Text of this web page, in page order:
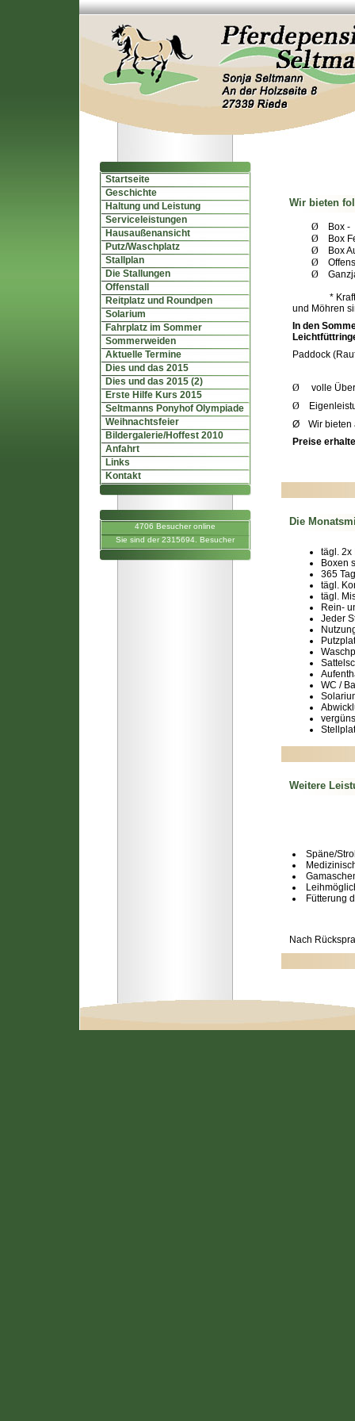
Startseite
Geschichte
Haltung und Leistung
Serviceleistungen
Hausaußenansicht
Putz/Waschplatz
Stallplan
Die Stallungen
Offenstall
Reitplatz und Roundpen
Solarium
Fahrplatz im Sommer
Sommerweiden
Aktuelle Termine
Dies und das 2015
Dies und das 2015 (2)
Erste Hilfe Kurs 2015
Seltmanns Ponyhof Olympiade
Weihnachtsfeier
Bildergalerie/Hoffest 2010
Anfahrt
Links
Kontakt
4706 Besucher online
Sie sind der 2315694. Besucher
Wir bieten
Ø
Box -
Ø
Box
Ø
Box
Ø
Ø
*
und Möhren
In den
Paddock
Ø
volle
Ø
Ø
Wir
Preise
Die
tägl. 2x
Boxen
365
tägl.
tägl.
Rein-
Jeder
WC /
Weitere
Späne/
Fütterung
Nach